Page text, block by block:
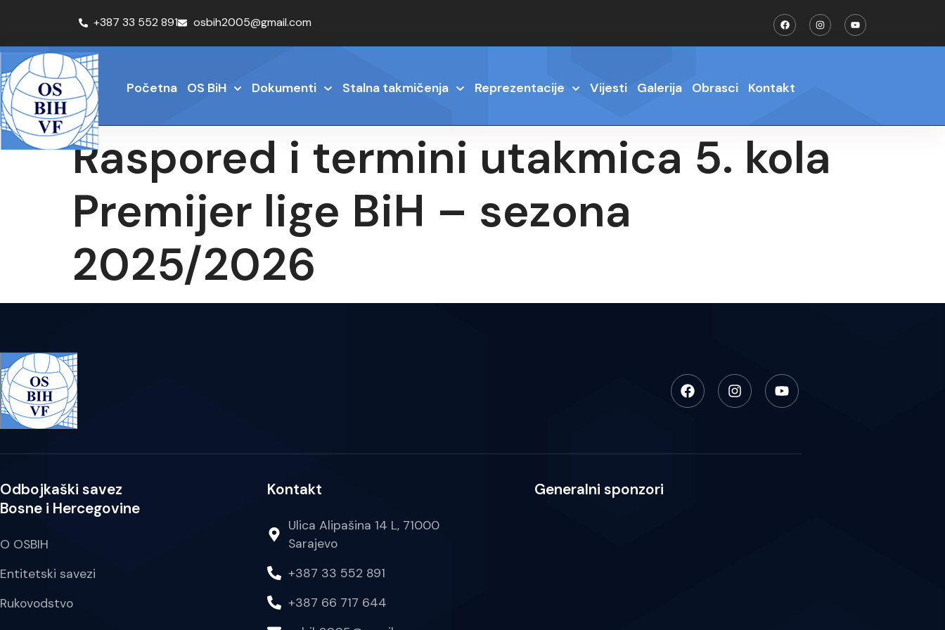
+387 33 552 891 osbih2005@gmail.com
Početna OS BiH Dokumenti Stalna takmičenja Reprezentacije Vijesti Galerija Obrasci Kontakt
Raspored i termini utakmica 5. kola
Premijer lige BiH – sezona
2025/2026
Odbojkaški savez
Bosne i Hercegovine
O OSBIH
Entitetski savezi
Rukovodstvo
Kontakt
Ulica Alipašina 14 L, 71000
Sarajevo
+387 33 552 891
+387 66 717 644
Generalni sponzori